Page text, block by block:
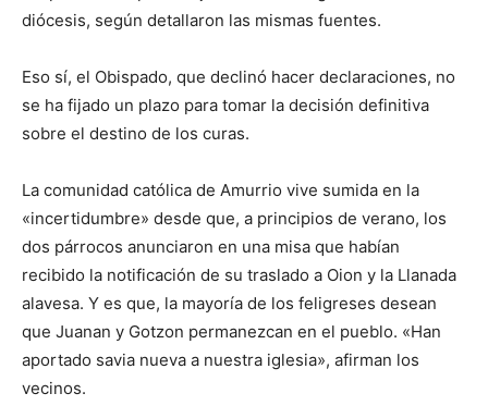
diócesis, según detallaron las mismas fuentes.
Eso sí, el Obispado, que declinó hacer declaraciones, no
se ha fijado un plazo para tomar la decisión definitiva
sobre el destino de los curas.
La comunidad católica de Amurrio vive sumida en la
«incertidumbre» desde que, a principios de verano, los
dos párrocos anunciaron en una misa que habían
recibido la notificación de su traslado a Oion y la Llanada
alavesa. Y es que, la mayoría de los feligreses desean
que Juanan y Gotzon permanezcan en el pueblo. «Han
aportado savia nueva a nuestra iglesia», afirman los
vecinos.